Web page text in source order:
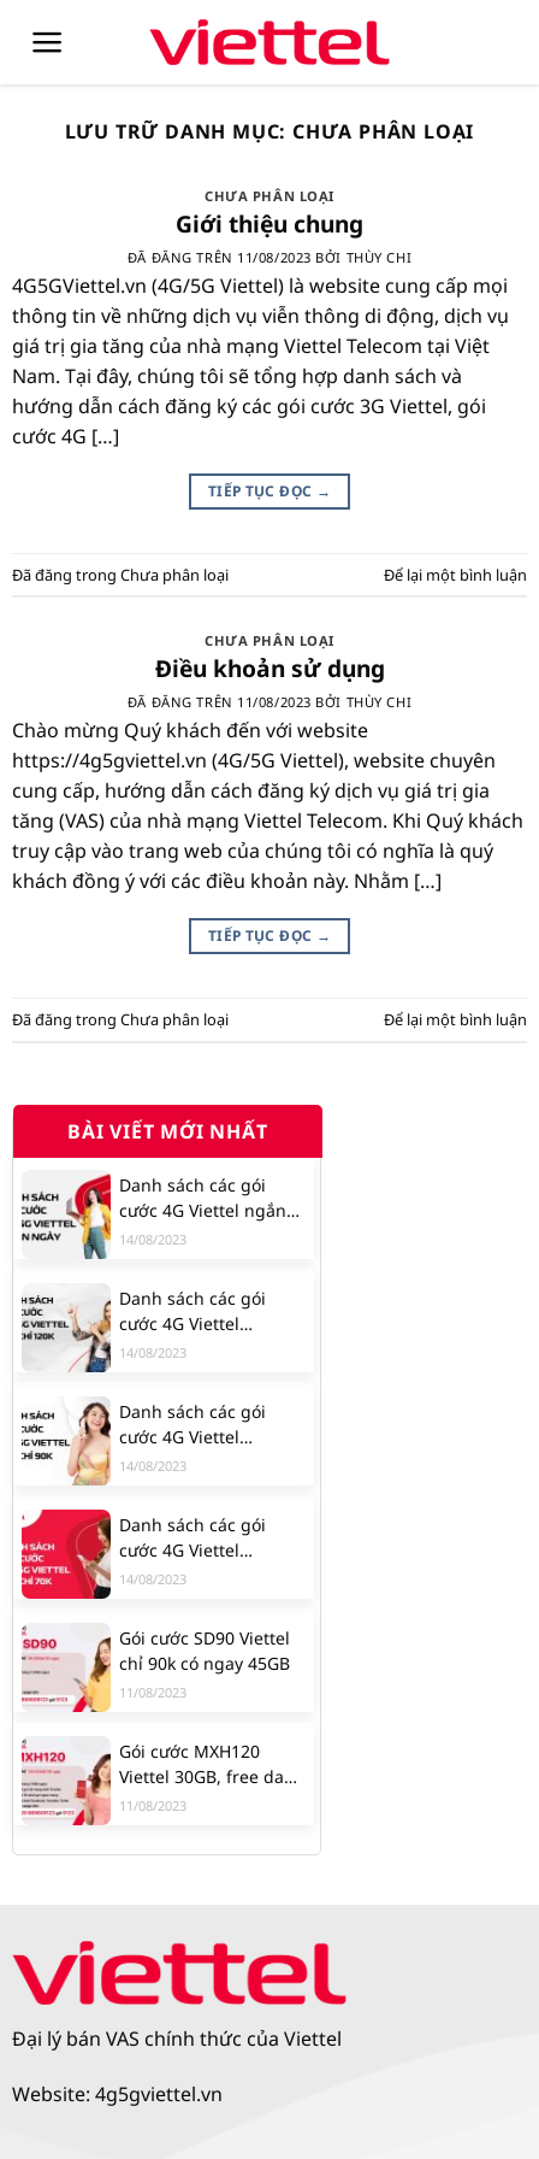
đến
LƯU TRỮ DANH MỤC:CHƯA PHÂN LOẠI
CHƯA PHÂN LOẠI
Giới thiệu chung
ĐÃ ĐĂNG TRÊN 11/08/2023 BỞI THÙY CHI
4G5GViettel.vn (4G/5G Viettel) là website cung cấp mọi
thông tin về những dịch vụ viễn thông di động, dịch vụ
giá trị gia tăng của nhà mạng Viettel Telecom tại Việt
Nam. Tại đây, chúng tôi sẽ tổng hợp danh sách và
hướng dẫn cách đăng ký các gói cước 3G Viettel, gói
cước 4G […]
TIẾP TỤC ĐỌC →
Đã đăng trong Chưa phân loại Để lại một bình luận
CHƯA PHÂN LOẠI
Điều khoản sử dụng
ĐÃ ĐĂNG TRÊN 11/08/2023 BỞI THÙY CHI
Chào mừng Quý khách đến với website
https://4g5gviettel.vn (4G/5G Viettel), website chuyên
cung cấp, hướng dẫn cách đăng ký dịch vụ giá trị gia
tăng (VAS) của nhà mạng Viettel Telecom. Khi Quý khách
truy cập vào trang web của chúng tôi có nghĩa là quý
khách đồng ý với các điều khoản này. Nhằm […]
TIẾP TỤC ĐỌC →
Đã đăng trong Chưa phân loại Để lại một bình luận
BÀI VIẾT MỚI NHẤT
Danh sách các gói
cước 4G Viettel ngắn
ngày
14/08/2023
Danh sách các gói
cước 4G Viettel
120K/tháng
14/08/2023
Danh sách các gói
cước 4G Viettel
90K/tháng
14/08/2023
Danh sách các gói
cước 4G Viettel
70K/tháng
14/08/2023
Gói cước SD90 Viettel
chỉ 90k có ngay 45GB
11/08/2023
Gói cước MXH120
Viettel 30GB, free data
Facebook, Youtube,
11/08/2023
Đại lý bán VAS chính thức của Viettel
Website: 4g5gviettel.vn